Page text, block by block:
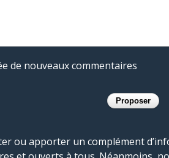
de nouveaux commentaires
ou apporter un complément